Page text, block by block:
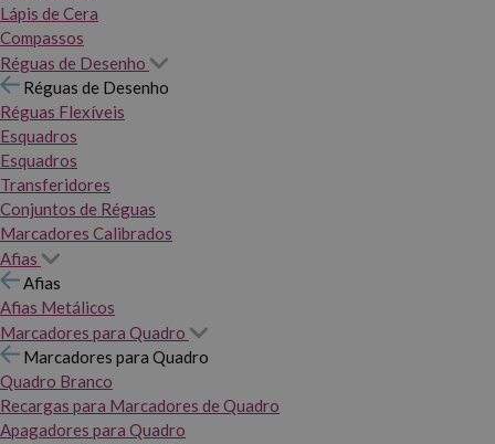
Lápis de Cera
Compassos
Réguas de Desenho
Réguas de Desenho
Réguas Flexíveis
Esquadros
Esquadros
Transferidores
Conjuntos de Réguas
Marcadores Calibrados
Afias
Afias
Afias Metálicos
Marcadores para Quadro
Marcadores para Quadro
Quadro Branco
Recargas para Marcadores de Quadro
Apagadores para Quadro